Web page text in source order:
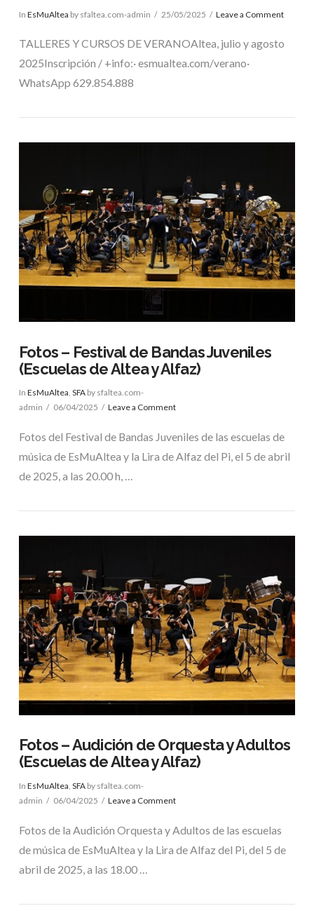
VIEW POST
In EsMuAltea by sfaltea.com-admin 25/05/2025 Leave a Comment
TALLERES Y CURSOS DE VERANOAltea, julio y agosto
2025Inscripción / +info:· esmualtea.com/verano·
WhatsApp 629.854.888
VIEW POST
Fotos – Festival de Bandas Juveniles
(Escuelas de Altea y Alfaz)
In EsMuAltea, SFAby sfaltea.com-
admin
06/04/2025 Leave a Comment
Fotos del Festival de Bandas Juveniles de las escuelas de
música de EsMuAltea y la Lira de Alfaz del Pi, el 5 de abril
de 2025, a las 20.00 h, …
Fotos – Audición de Orquesta y Adultos
(Escuelas de Altea y Alfaz)
In EsMuAltea, SFAby sfaltea.com-
admin
06/04/2025 Leave a Comment
Fotos de la Audición Orquesta y Adultos de las escuelas
de música de EsMuAltea y la Lira de Alfaz del Pi, del 5 de
abril de 2025, a las 18.00 …